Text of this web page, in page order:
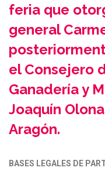
feria que
general
el Consejero
Ganadería y
Joaquín
Aragón.
BASES LEGALES DE